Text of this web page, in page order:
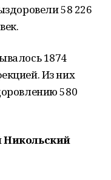
58 226
1874
Из них
580
Никольский